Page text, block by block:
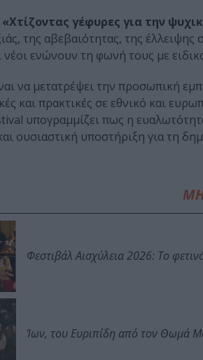
«Χτίζοντας γέφυρες για την
της αβεβαιότητας, της
νέοι ενώνουν τη φωνή τους με
να μετατρέψει την προσωπική
και πρακτικές σε εθνικό και
υπογραμμίζει πως η
ουσιαστική υποστήριξη για τη
Φεστιβάλ Αισχύλεια 2026: Το
Ίων, του Ευριπίδη από τον Θωμά